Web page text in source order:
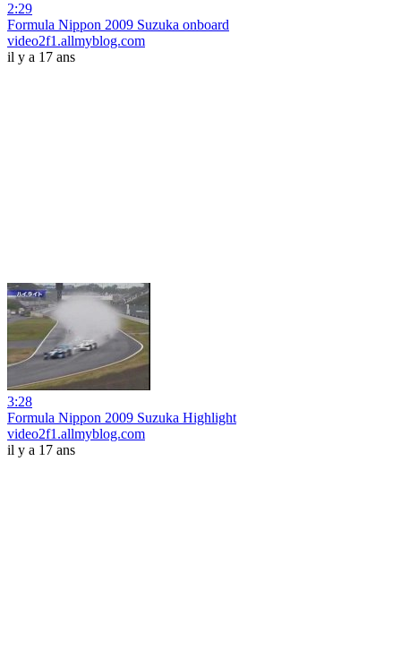
2:29
Formula Nippon 2009 Suzuka onboard
video2f1.allmyblog.com
il y a 17 ans
3:28
Formula Nippon 2009 Suzuka Highlight
video2f1.allmyblog.com
il y a 17 ans